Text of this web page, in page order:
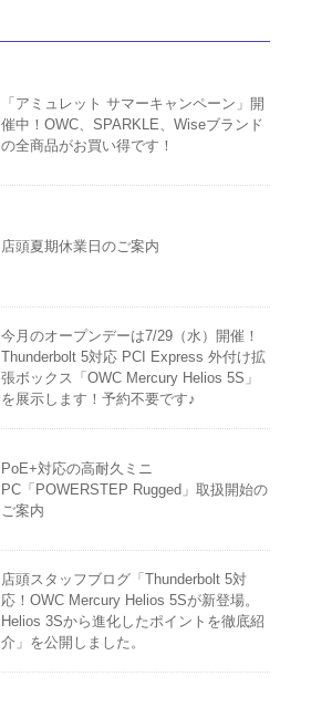
「アミュレット サマーキャンペーン」開
催中！OWC、SPARKLE、Wiseブランド
の全商品がお買い得です！
店頭夏期休業日のご案内
今月のオープンデーは7/29（水）開催！
Thunderbolt 5対応 PCI Express 外付け拡
張ボックス「OWC Mercury Helios 5S」
を展示します！予約不要です♪
PoE+対応の高耐久ミニ
PC「POWERSTEP Rugged」取扱開始の
ご案内
店頭スタッフブログ「Thunderbolt 5対
応！OWC Mercury Helios 5Sが新登場。
Helios 3Sから進化したポイントを徹底紹
介」を公開しました。